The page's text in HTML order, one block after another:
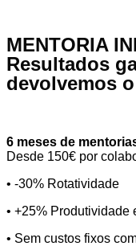
MENTORIA
Resultados
devolvemos
6 meses de
Desde 150€ por
• -30% Rotatividade
• +25% Produtividade
• Sem custos fixos